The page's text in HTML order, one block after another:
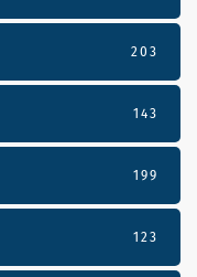
203
143
199
123